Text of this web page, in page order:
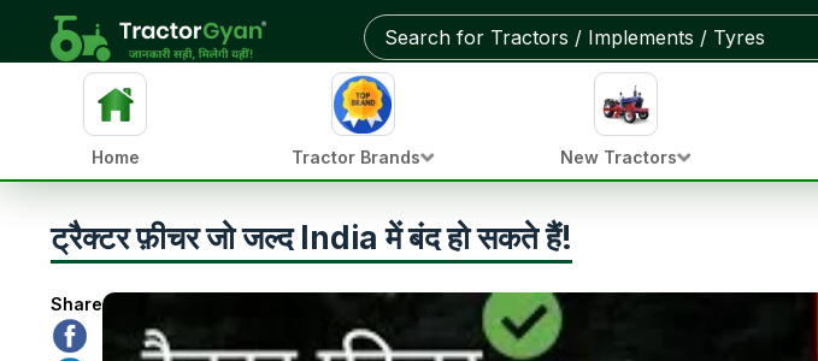
Home Tractor Brands New Tractors
ट्रैक्टर फ़ीचर जो जल्द India में बंद हो सकते हैं!
Share